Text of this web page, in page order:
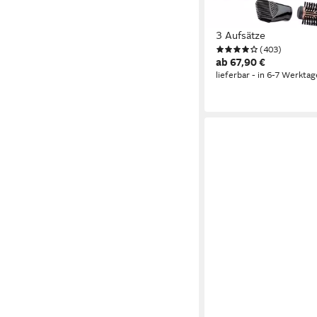
angereichert mit
3 Aufsätze
(403)
ab 67,90 €
lieferbar - in 6-7